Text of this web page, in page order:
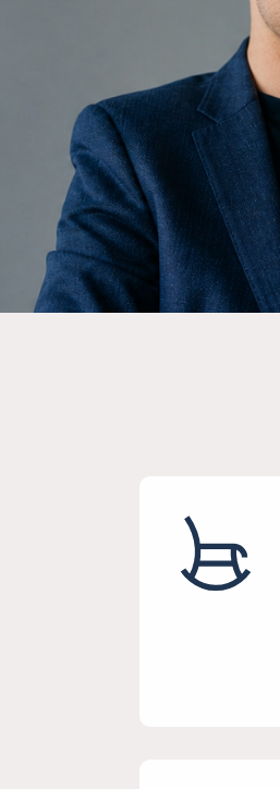
Broker-Vergleich
Zinsvergleich
Ratgeber
Steuern